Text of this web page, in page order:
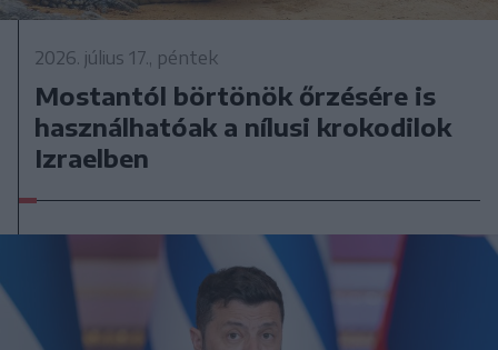
2026. július 17., péntek
Mostantól börtönök őrzésére is
használhatóak a nílusi krokodilok
Izraelben